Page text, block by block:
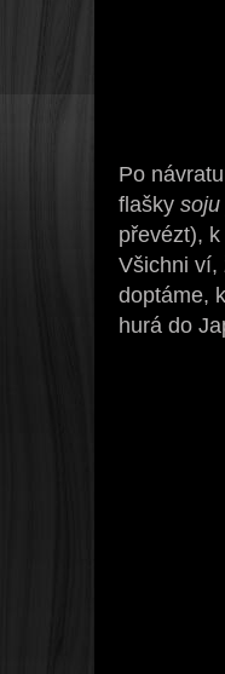
Po
flašky soju
převézt),
Všichni ví,
doptáme,
hurá do